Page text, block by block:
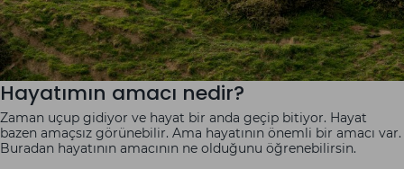
Hayatımın amacı nedir?
Zaman uçup gidiyor ve hayat bir anda geçip bitiyor. Hayat
bazen amaçsız görünebilir. Ama hayatının önemli bir amacı var.
Buradan hayatının amacının ne olduğunu öğrenebilirsin.